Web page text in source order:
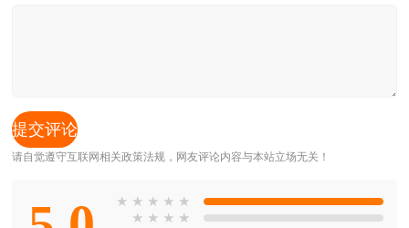
请自觉遵守互联网相关政策法规，网友评论内容与本站立场无关！
★ ★ ★ ★ ★
★ ★ ★ ★